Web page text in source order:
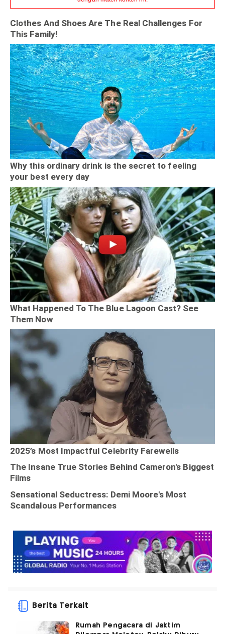
Berita Terkait
Rumah Pengacara di Jaktim